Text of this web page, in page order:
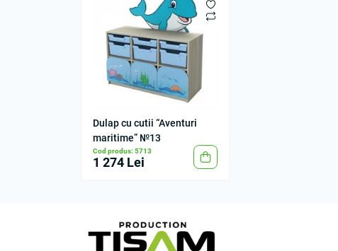
Dulap cu cutii “Aventuri
maritime” №13
Cod produs: 5713
1 274 Lei